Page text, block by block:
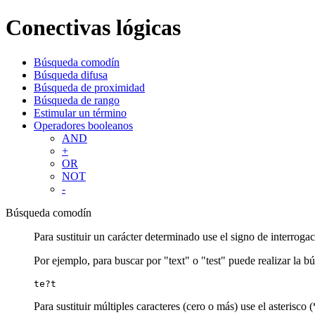
Conectivas lógicas
Búsqueda comodín
Búsqueda difusa
Búsqueda de proximidad
Búsqueda de rango
Estimular un término
Operadores booleanos
AND
+
OR
NOT
-
Búsqueda comodín
Para sustituir un carácter determinado use el signo de
Por ejemplo, para buscar por "text" o "test" puede realizar la
te?t
Para sustituir múltiples caracteres (cero o más) use el asterisco (